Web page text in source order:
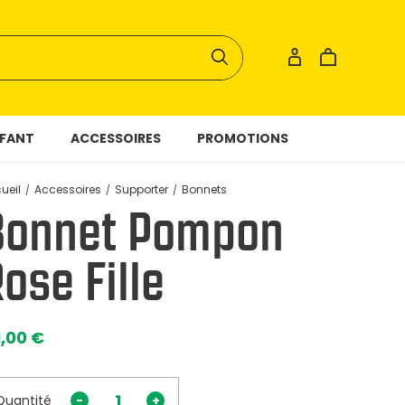
ACCESSOIRES PROMOTIONS
Accessoires Supporter Bonnets
Pompon
Fille
€
- +